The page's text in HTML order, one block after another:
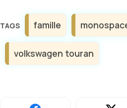
Étiquettes
famille
volkswagen touran